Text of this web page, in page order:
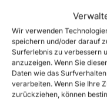
Wir verwenden
speichern und/oder darauf
Surferlebnis zu verbessern
anzuzeigen. Wenn Sie
Daten wie das
verarbeiten. Wenn Sie Ihre
zurückziehen, können
7.